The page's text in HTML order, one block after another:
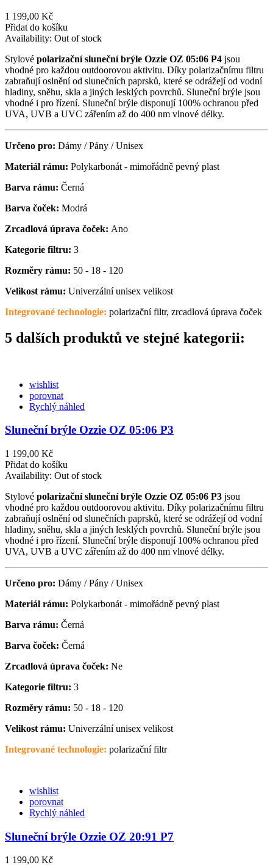
1 199,00 Kč
Přidat do košíku
Availability: Out of stock
Stylové polarizační sluneční brýle Ozzie OZ 05:06 P4 jsou
vhodné pro každou outdoorovou aktivitu. Díky polarizačnímu filtru
zabraňují oslnění od slunečních paprsků, které se odrážejí od vodní
hladiny, sněhu, skla a jiných lesklých povrchů. Sluneční brýle jsou
vhodné i pro řízení. Sluneční brýle disponují 100% ochranou před
UVA, UVB a UVC zářením až do 400 nm vlnové délky.
Určeno pro: Dámy / Pány / Unisex
Materiál rámu: Polykarbonát - mimořádně pevný plast
Barva rámu: Černá
Barva čoček: Modrá
Zrcadlová úprava čoček: Ano
Kategorie filtru: 3
Rozměry rámu: 50 - 18 - 120
Velikost rámu: Univerzální unisex velikost
Integrované technologie: polarizační filtr, zrcadlová úprava čoček
5 dalších produktů ve stejné kategorii:
wishlist
porovnat
Rychlý náhled
Sluneční brýle Ozzie OZ 05:06 P3
1 199,00 Kč
Přidat do košíku
Availability: Out of stock
Stylové polarizační sluneční brýle Ozzie OZ 05:06 P3 jsou
vhodné pro každou outdoorovou aktivitu. Díky polarizačnímu filtru
zabraňují oslnění od slunečních paprsků, které se odrážejí od vodní
hladiny, sněhu, skla a jiných lesklých povrchů. Sluneční brýle jsou
vhodné i pro řízení. Sluneční brýle disponují 100% ochranou před
UVA, UVB a UVC zářením až do 400 nm vlnové délky.
Určeno pro: Dámy / Pány / Unisex
Materiál rámu: Polykarbonát - mimořádně pevný plast
Barva rámu: Černá
Barva čoček: Černá
Zrcadlová úprava čoček: Ne
Kategorie filtru: 3
Rozměry rámu: 50 - 18 - 120
Velikost rámu: Univerzální unisex velikost
Integrované technologie: polarizační filtr
wishlist
porovnat
Rychlý náhled
Sluneční brýle Ozzie OZ 20:91 P7
1 199,00 Kč